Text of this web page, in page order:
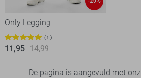
Only Legging
1
11,95 14,99
De pagina is aangevuld met